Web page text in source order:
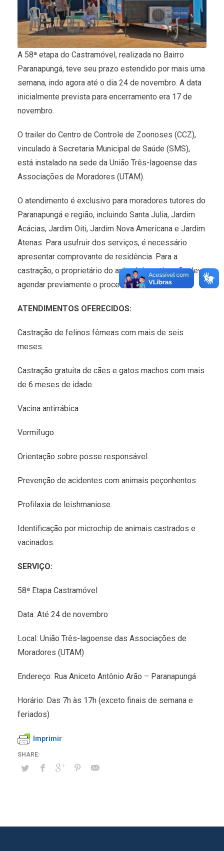
A 58ª etapa do Castramóvel, realizada no Bairro
Paranapungá, teve seu prazo estendido por mais uma
semana, indo agora até o dia 24 de novembro. A data
inicialmente prevista para encerramento era 17 de
novembro.
O trailer do Centro de Controle de Zoonoses (CCZ),
vinculado à Secretaria Municipal de Saúde (SMS),
está instalado na sede da União Três-lagoense das
Associações de Moradores (UTAM).
O atendimento é exclusivo para moradores tutores do
Paranapungá e região, incluindo Santa Julia, Jardim
Acácias, Jardim Oiti, Jardim Nova Americana e Jardim
Atenas. Para usufruir dos serviços, é necessário
apresentar comprovante de residência. Para a
castração, o proprietário do animal de estimação deve
agendar previamente o procedimento.
ATENDIMENTOS OFERECIDOS:
Castração de felinos fêmeas com mais de seis
meses.
Castração gratuita de cães e gatos machos com mais
de 6 meses de idade.
Vacina antirrábica.
Vermífugo.
Orientação sobre posse responsável.
Prevenção de acidentes com animais peçonhentos.
Profilaxia de leishmaniose.
Identificação por microchip de animais castrados e
vacinados.
SERVIÇO:
58ª Etapa Castramóvel
Data: Até 24 de novembro
Local: União Três-lagoense das Associações de
Moradores (UTAM)
Endereço: Rua Aniceto Antônio Arão – Paranapungá
Horário: Das 7h às 17h (exceto finais de semana e
feriados)
Imprimir